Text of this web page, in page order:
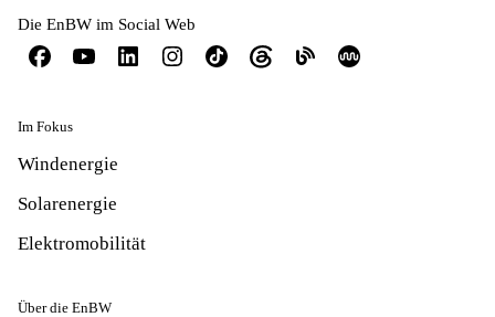
Die EnBW im Social Web
Im Fokus
Windenergie
Solarenergie
Elektromobilität
Über die EnBW